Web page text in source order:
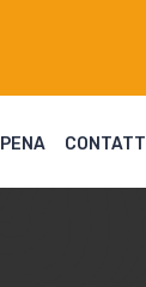
CONTATTI